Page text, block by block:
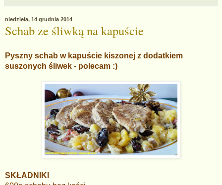
niedziela, 14 grudnia 2014
Schab ze śliwką na kapuście
Pyszny schab w kapuście kiszonej z dodatkiem
suszonych śliwek - polecam :)
SKŁADNIKI